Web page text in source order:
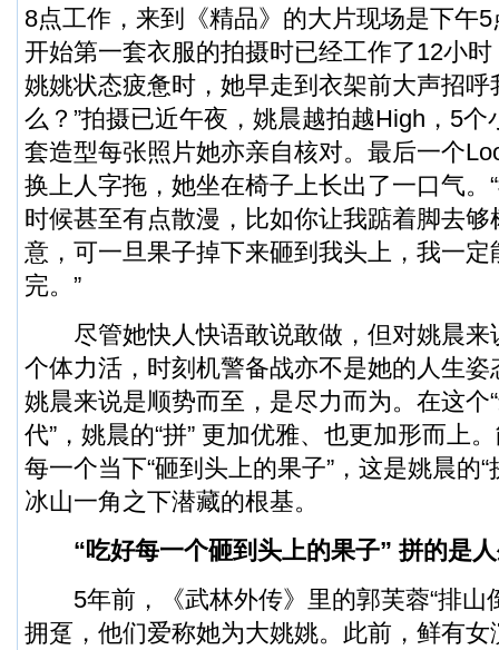
8点工作，来到《精品》的大片现场是下午
开始第一套衣服的拍摄时已经工作了12小
姚姚状态疲惫时，她早走到衣架前大声招呼
么？”拍摄已近午夜，姚晨越拍越High，5
套造型每张照片她亦亲自核对。最后一个
换上人字拖，她坐在椅子上长出了一口气。
时候甚至有点散漫，比如你让我踮着脚去
意，可一旦果子掉下来砸到我头上，我一
完。”
尽管她快人快语敢说敢做，但对姚晨来
个体力活，时刻机警备战亦不是她的人生姿
姚晨来说是顺势而至，是尽力而为。在这个
代”，姚晨的“拼” 更加优雅、也更加形而上
每一个当下“砸到头上的果子”，这是姚晨的“
冰山一角之下潜藏的根基。
“吃好每一个砸到头上的果子” 拼的是
5年前，《武林外传》里的郭芙蓉“排山
拥趸，他们爱称她为大姚姚。此前，鲜有